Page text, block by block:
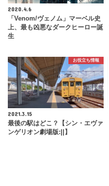
2020.4.6
「Venom/ヴェノム」マーベル史
上、最も凶悪なダークヒーロー誕
生
お役立ち情報
2021.3.15
最後の駅はどこ？【シン・エヴァ
ンゲリオン劇場版:||】